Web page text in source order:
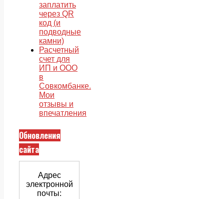
заплатить
через QR
код (и
подводные
камни)
Расчетный
счет для
ИП и ООО
в
Совкомбанке.
Мои
отзывы и
впечатления
Обновления
сайта
Адрес
электронной
почты: